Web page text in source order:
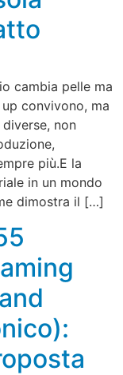
cambia pelle ma
convivono, ma
non
più.E la
in un mondo
dimostra il […]